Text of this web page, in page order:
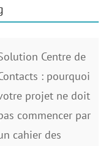
Centre de
: pourquoi
projet ne doit
commencer par
cahier des